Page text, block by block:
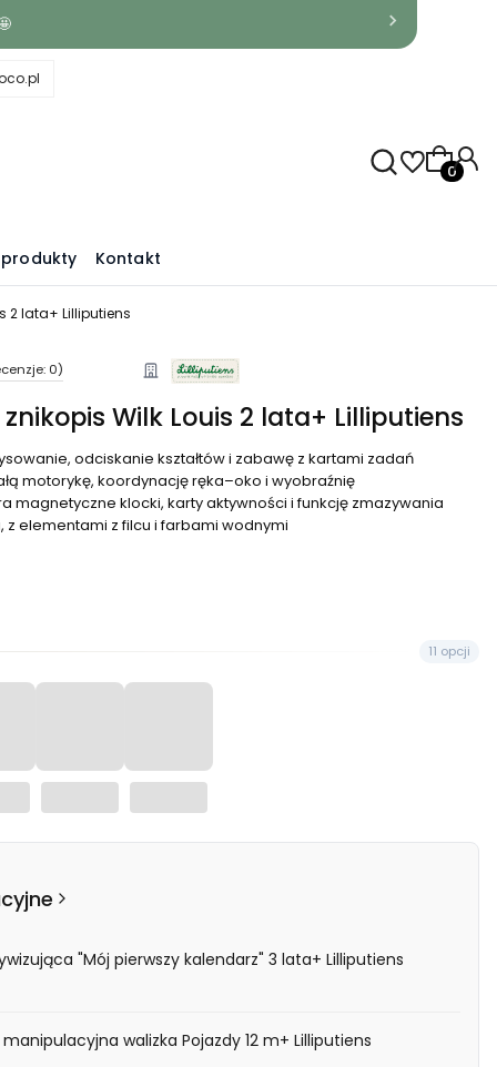
Kontakt
2 lata+ Lilliputiens
0)
Wilk Louis 2 lata+ Lilliputiens
odciskanie kształtów i zabawę z kartami zadań
motorykę, koordynację ręka–oko i wyobraźnię
magnetyczne klocki, karty aktywności i funkcję zmazywania
z elementami z filcu i farbami wodnymi
11 opcji
"Mój pierwszy kalendarz" 3 lata+ Lilliputiens
walizka Pojazdy 12 m+ Lilliputiens